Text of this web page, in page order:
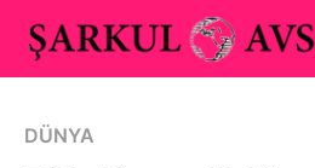
DÜNYA